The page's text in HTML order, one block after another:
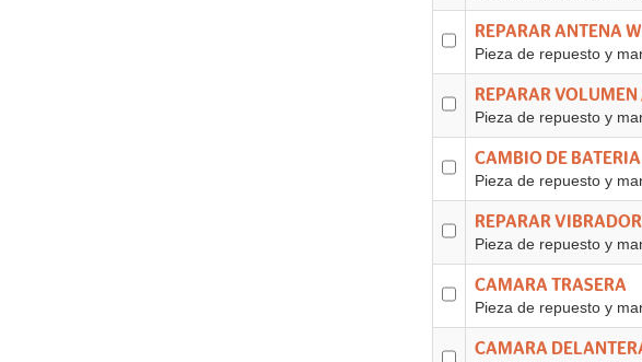
REPARAR ANTENA
Pieza de repuesto y
REPARAR
Pieza de repuesto y
CAMBIO DE BATERIA
Pieza de repuesto y
REPARAR VIBRADOR
Pieza de repuesto y
CAMARA TRASERA
Pieza de repuesto y
CAMARA